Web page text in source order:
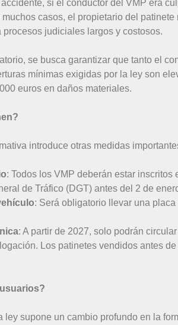
si el conductor del VMP era
casos, el propietario del
procesos judiciales largos y costosos.
se busca garantizar que tanto el
mínimas exigidas por la ley son
euros en daños materiales.
introduce otras medidas
: Todos los VMP deberán estar
de Tráfico (DGT) antes del 2 de
: Será obligatorio llevar una
: A partir de 2027, solo podrán
Los patinetes vendidos antes
ley supone un cambio profundo en la